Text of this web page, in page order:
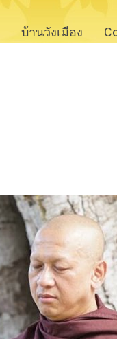
บ้านวังเมือง